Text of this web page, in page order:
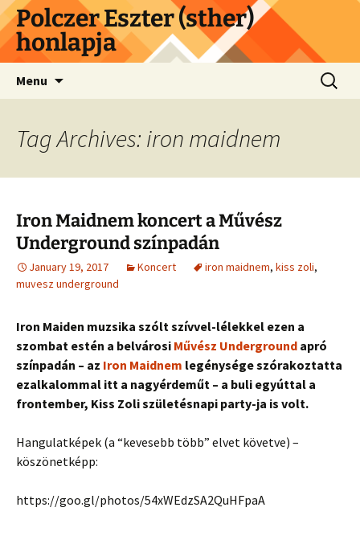
Skip
to
content
Polczer Eszter (sther)
honlapja
Menu
Search
for:
Tag Archives: iron maidnem
Iron Maidnem koncert a Művész
Underground színpadán
January 19, 2017 Koncert iron maidnem, kiss zoli,
muvesz underground
Iron Maiden muzsika szólt szívvel-lélekkel ezen a
szombat estén a belvárosi Művész Underground apró
színpadán – az Iron Maidnem legénysége szórakoztatta
ezalkalommal itt a nagyérdeműt – a buli egyúttal a
frontember, Kiss Zoli születésnapi party-ja is volt.
Hangulatképek (a “kevesebb több” elvet követve) –
köszönetképp:
https://goo.gl/photos/54xWEdzSA2QuHFpaA